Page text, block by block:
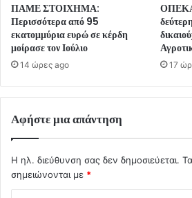
ΠΑΜΕ ΣΤΟΙΧΗΜΑ:
Περισσότερα από 95
εκατομμύρια ευρώ σε κέρδη
μοίρασε τον Ιούλιο
14 ώρες ago 17
Αφήστε μια απάντηση
Η ηλ. διεύθυνση σας δεν δημοσιεύεται.
σημειώνονται με *